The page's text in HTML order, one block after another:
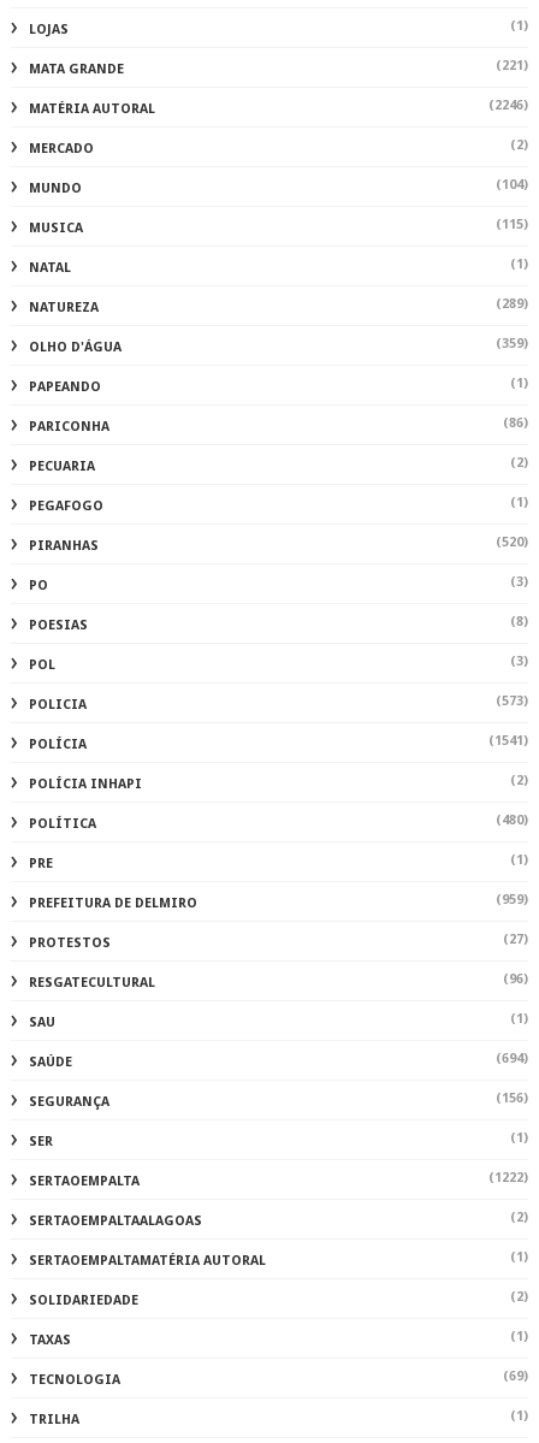
LOJAS (1)
MATA GRANDE (221)
MATÉRIA AUTORAL (2246)
MERCADO (2)
MUNDO (104)
MUSICA (115)
NATAL (1)
NATUREZA (289)
OLHO D'ÁGUA (359)
PAPEANDO (1)
PARICONHA (86)
PECUARIA (2)
PEGAFOGO (1)
PIRANHAS (520)
PO (3)
POESIAS (8)
POL (3)
POLICIA (573)
POLÍCIA (1541)
POLÍCIA INHAPI (2)
POLÍTICA (480)
PRE (1)
PREFEITURA DE DELMIRO (959)
PROTESTOS (27)
RESGATECULTURAL (96)
SAU (1)
SAÚDE (694)
SEGURANÇA (156)
SER (1)
SERTAOEMPALTA (1222)
SERTAOEMPALTAALAGOAS (2)
SERTAOEMPALTAMATÉRIA AUTORAL (1)
SOLIDARIEDADE (2)
TAXAS (1)
TECNOLOGIA (69)
TRILHA (1)